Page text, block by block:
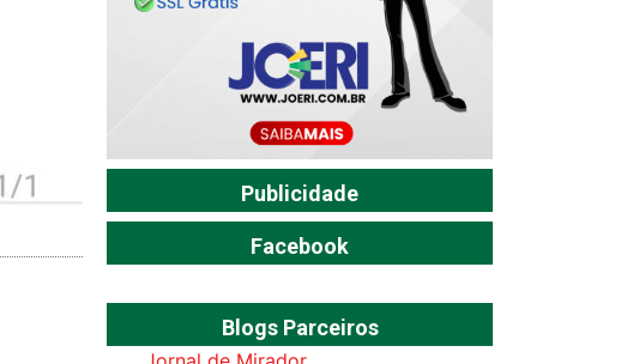
Publicidade
Facebook
Blogs Parceiros